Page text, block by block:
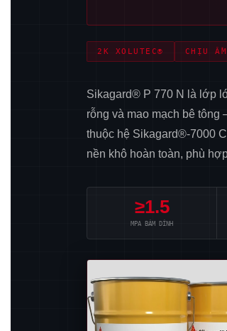
2K XOLUTEC® CHỊU
Sikagard® P 770 N là lớp
rỗng và mao mạch bê
thuộc hệ Sikagard®-7000
nền khô hoàn toàn, phù
≥1.5
MPA BÁM DÍNH